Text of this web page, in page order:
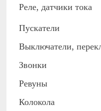
Реле, датчики тока
Пускатели
Выключатели,
Звонки
Ревуны
Колокола